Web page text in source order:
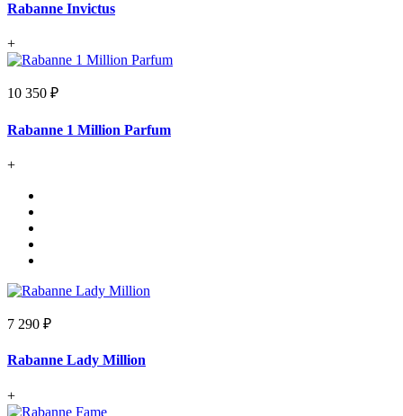
Rabanne Invictus
+
10 350 ₽
Rabanne 1 Million Parfum
+
7 290 ₽
Rabanne Lady Million
+